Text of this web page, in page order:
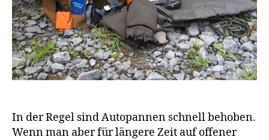
In der Regel sind Autopannen schnell behoben.
Wenn man aber für längere Zeit auf offener